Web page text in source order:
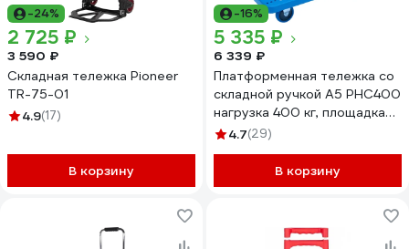
-24%
2 725 ₽
3 590 ₽
Складная тележка Pioneer
TR-75-01
4.9(17)
В корзину
-16%
5 335 ₽
6 339 ₽
Платформенная тележка со
складной ручкой А5 PHC400
нагрузка 400 кг, площадка
600x900 мм 1006387
4.7(29)
В корзину